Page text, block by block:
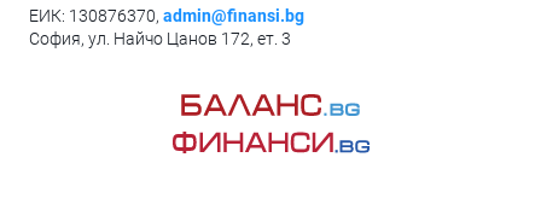
ЕИК: 130876370, admin@finansi.bg
София, ул. Найчо Цанов 172, ет. 3